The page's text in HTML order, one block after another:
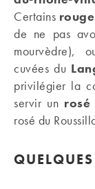
Certains
de ne pas
mourvèdre),
cuvées du
privilégier la
servir un rosé
rosé du